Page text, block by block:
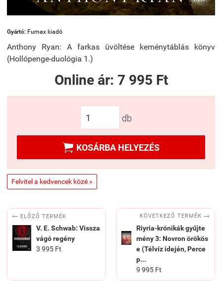
Gyártó: Fumax kiadó
Anthony Ryan: A farkas üvöltése keménytáblás könyv
(Hollópenge-duológia 1.)
Online ár: 7 995 Ft
db
 KOSÁRBA HELYEZÉS
Felvitel a kedvencek közé »
 ELŐZŐ TERMÉK
V. E. Schwab: Vissza
vágó regény
3 995 Ft
KÖVETKEZŐ TERMÉK 
Riyria-krónikák gyűjte
mény 3: Novron örökös
e (Télvíz idején, Perce
p...
9 995 Ft